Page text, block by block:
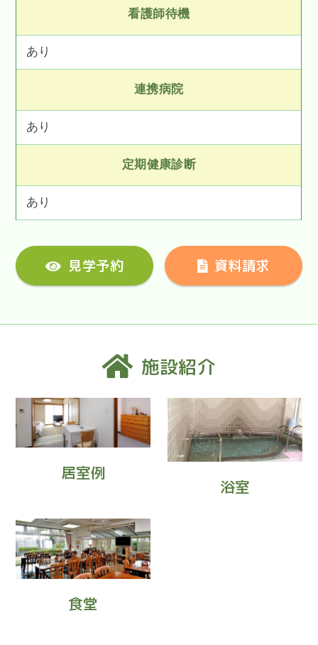
看護師待機
あり
連携病院
あり
定期健康診断
あり
見学予約 資料請求
施設紹介
居室例
浴室
食堂